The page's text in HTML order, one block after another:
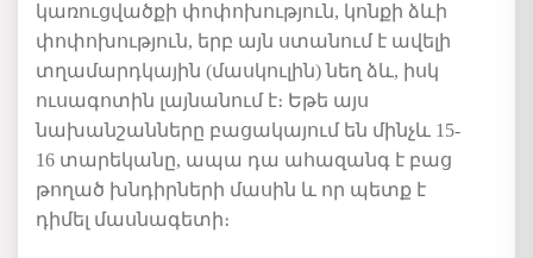
կառուցվածքի փոփոխություն, կոնքի ձևի
փոփոխություն, երբ այն ստանում է ավելի
տղամարդկային (մասկուլին) նեղ ձև, իսկ
ուսագոտին լայնանում է։ Եթե այս
նախանշանները բացակայում են մինչև 15-
16 տարեկանը, ապա դա ահազանգ է բաց
թողած խնդիրների մասին և որ պետք է
դիմել մասնագետի։